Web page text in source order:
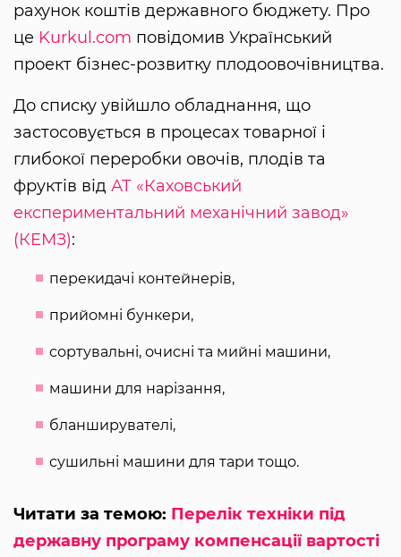
рахунок коштів державного бюджету. Про
це Kurkul.com повідомив Український
проект бізнес-розвитку плодоовочівництва.
До списку увійшло обладнання, що
застосовується в процесах товарної і
глибокої переробки овочів, плодів та
фруктів від АТ «Каховський
експериментальний механічний завод»
(КЕМЗ):
перекидачі контейнерів,
прийомні бункери,
сортувальні, очисні та мийні машини,
машини для нарізання,
бланширувателі,
сушильні машини для тари тощо.
Читати за темою: Перелік техніки під
державну програму компенсації вартості